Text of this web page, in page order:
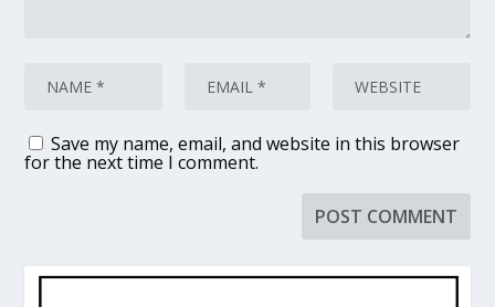
Save my name, email, and website in this browser
for the next time I comment.